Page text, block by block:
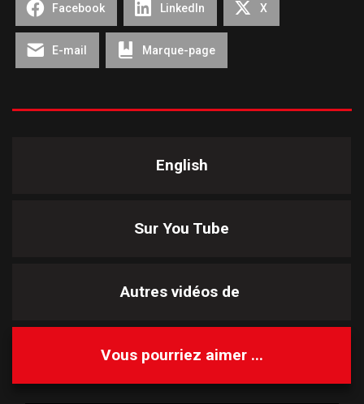
Facebook LinkedIn X
E-mail Marque-page
English
Sur You Tube
Autres vidéos de
Vous pourriez aimer ...